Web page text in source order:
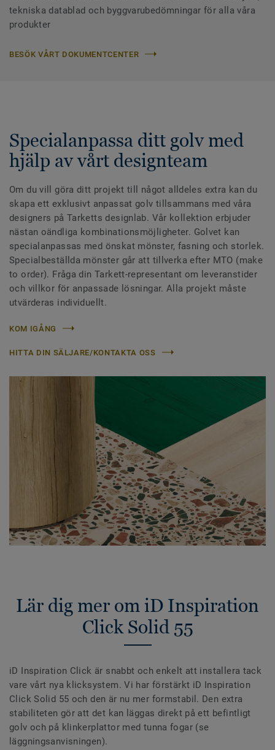
tekniska datablad och byggvarubedömningar för alla våra
produkter
BESÖK VÅRT DOKUMENTCENTER
Specialanpassa ditt golv med
hjälp av vårt designteam
Om du vill göra ditt projekt till något alldeles extra kan du
skapa ett exklusivt anpassat golv tillsammans med våra
designers på Tarketts designlab. Vår kollektion erbjuder
nästan oändliga kombinationsmöjligheter. Golvet kan
specialanpassas med önskat mönster, fasning och storlek.
Specialbeställda mönster går att tillverka efter MTO (make
to order). Fråga din Tarkett-representant om leveranstider
och villkor för anpassade lösningar. Alla projekt måste
utvärderas individuellt.
KOM IGÅNG
HITTA DIN SÄLJARE/KONTAKTA OSS
Lär dig mer om iD Inspiration
Click Solid 55
iD Inspiration Click är snabbt och enkelt att installera tack
vare vårt nya klicksystem. Vi har förstärkt iD Inspiration
Click Solid 55 och den är nu mer formstabil. Den extra
stabiliteten gör att det kan läggas direkt på ett befintligt
golv och på klinkerplattor med tunna fogar (se
läggningsanvisningen).